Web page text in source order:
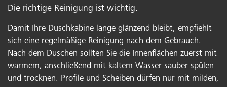
Die richtige Reinigung ist wichtig.
Damit Ihre Duschkabine lange glänzend bleibt, empfiehlt
sich eine regelmäßige Reinigung nach dem Gebrauch.
Nach dem Duschen sollten Sie die Innenflächen zuerst mit
warmem, anschließend mit kaltem Wasser sauber spülen
und trocknen. Profile und Scheiben dürfen nur mit milden,